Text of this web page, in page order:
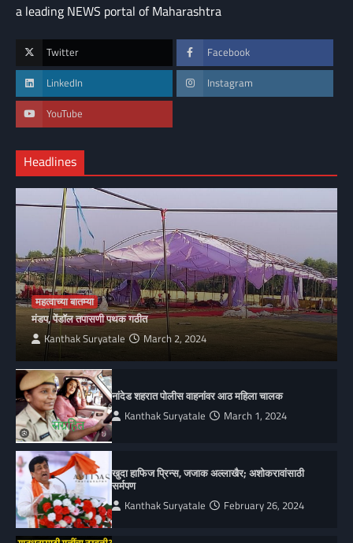
a leading NEWS portal of Maharashtra
Twitter Facebook
LinkedIn Instagram
YouTube
Headlines
महत्वाच्या बातम्या
मंडप, पेंडॉल तपासणी पथक गठीत
Kanthak Suryatale March 2, 2024
नांदेड शहरात पोलीस वाहनांवर आठ महिला चालक
Kanthak Suryatale March 1, 2024
खुदा हाफिज प्रिन्स, जजाक अल्लाखैर; अशोकरावांसाठी
सर्मपण
Kanthak Suryatale February 26, 2024